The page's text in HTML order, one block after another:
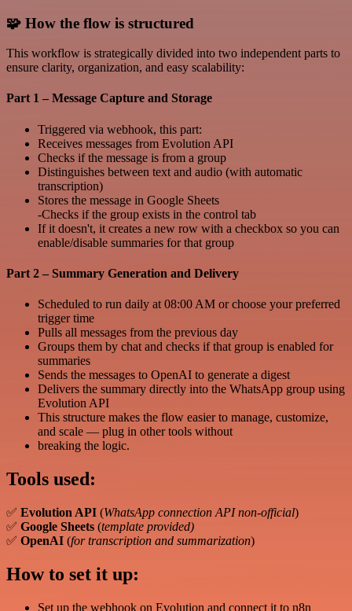
🧩 How the flow is structured
This workflow is strategically divided into two independent parts to
ensure clarity, organization, and easy scalability:
Part 1 – Message Capture and Storage
Triggered via webhook, this part:
Receives messages from Evolution API
Checks if the message is from a group
Distinguishes between text and audio (with automatic
transcription)
Stores the message in Google Sheets
-Checks if the group exists in the control tab
If it doesn't, it creates a new row with a checkbox so you can
enable/disable summaries for that group
Part 2 – Summary Generation and Delivery
Scheduled to run daily at 08:00 AM or choose your preferred
trigger time
Pulls all messages from the previous day
Groups them by chat and checks if that group is enabled for
summaries
Sends the messages to OpenAI to generate a digest
Delivers the summary directly into the WhatsApp group using
Evolution API
This structure makes the flow easier to manage, customize,
and scale — plug in other tools without
breaking the logic.
Tools used:
✅ Evolution API (WhatsApp connection API non-official)
✅ Google Sheets (template provided)
✅ OpenAI (for transcription and summarization)
How to set it up:
Set up the webhook on Evolution and connect it to n8n